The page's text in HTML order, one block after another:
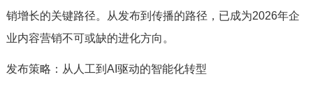
销增长的关键路径。从发布到传播的路径，已成为2026年企
业内容营销不可或缺的进化方向。
发布策略：从人工到AI驱动的智能化转型